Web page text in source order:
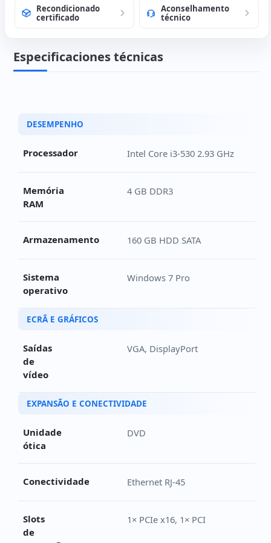
Recondicionado
certificado
Aconselhamento
técnico
Especificaciones técnicas
Ficha técnica do Lenovo ThinkCentre M90 SFF
DESEMPENHO
Processador Intel Core i3-530 2.93 GHz
Memória
RAM
4 GB DDR3
Armazenamento 160 GB HDD SATA
Sistema
operativo
Windows 7 Pro
ECRÃ E GRÁFICOS
Saídas
de
vídeo
VGA, DisplayPort
EXPANSÃO E CONECTIVIDADE
Unidade
ótica
DVD
Conectividade Ethernet RJ-45
Slots
de
1× PCIe x16, 1× PCI